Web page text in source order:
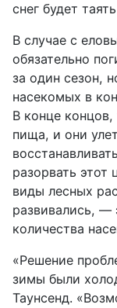
снег будет
В случае с
обязательно
за один сезон,
насекомых в
В конце концов,
пища, и они
разорвать
виды лесных
развивались, —
количества
«Решение
зимы были
Таунсенд.